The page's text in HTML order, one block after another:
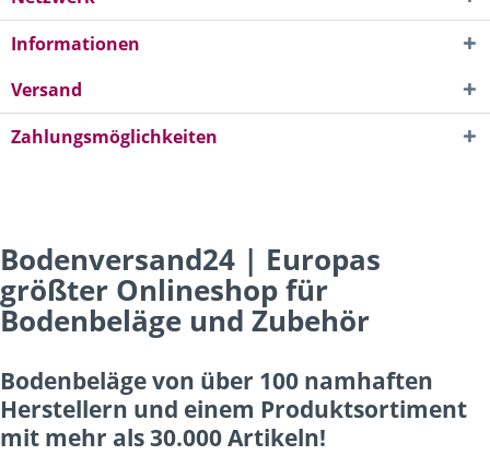
Informationen
Versand
Zahlungsmöglichkeiten
Bodenversand24 | Europas
größter Onlineshop für
Bodenbeläge und Zubehör
Bodenbeläge von über 100 namhaften
Herstellern und einem Produktsortiment
mit mehr als 30.000 Artikeln!